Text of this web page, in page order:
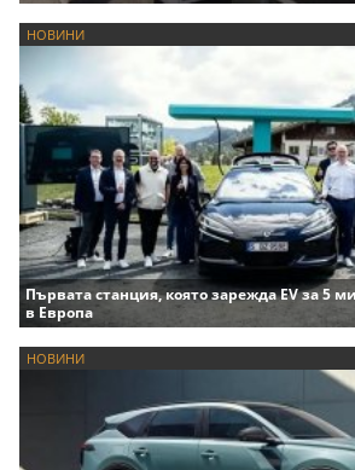
НОВИНИ
Първата станция, която зарежда EV за 5
в Европа
НОВИНИ